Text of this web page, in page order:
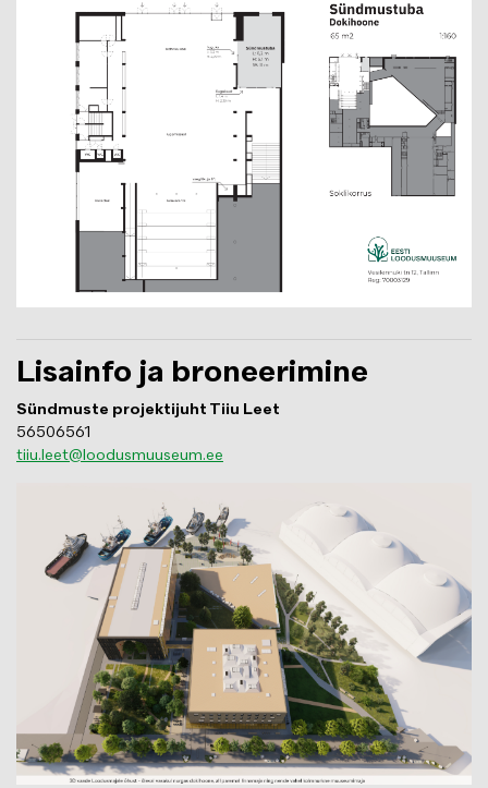
Lisainfo ja broneerimine
Sündmuste projektijuht Tiiu Leet
56506561
tiiu.leet@loodusmuuseum.ee